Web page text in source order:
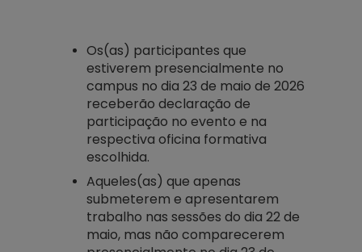
Os(as) participantes que
estiverem presencialmente no
campus no dia 23 de maio de 2026
receberão declaração de
participação no evento e na
respectiva oficina formativa
escolhida.
Aqueles(as) que apenas
submeterem e apresentarem
trabalho nas sessões do dia 22 de
maio, mas não comparecerem